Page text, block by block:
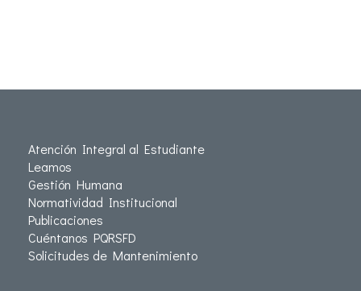
Atención Integral al Estudiante
Leamos
Gestión Humana
Normatividad Institucional
Publicaciones
Cuéntanos PQRSFD
Solicitudes de Mantenimiento